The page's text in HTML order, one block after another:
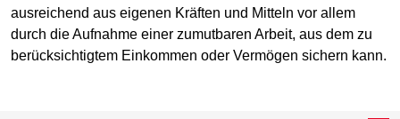
ausreichend aus eigenen Kräften und Mitteln vor allem
durch die Aufnahme einer zumutbaren Arbeit, aus dem zu
berücksichtigtem Einkommen oder Vermögen sichern kann.